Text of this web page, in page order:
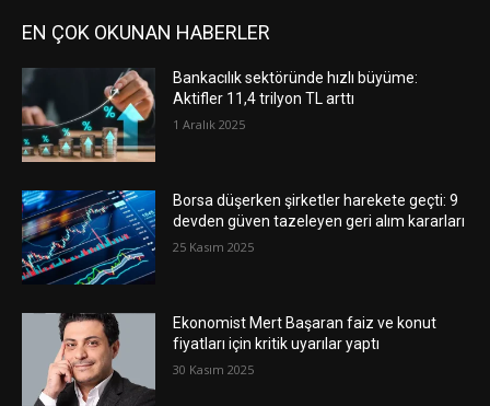
EN ÇOK OKUNAN HABERLER
Bankacılık sektöründe hızlı büyüme:
Aktifler 11,4 trilyon TL arttı
1 Aralık 2025
Borsa düşerken şirketler harekete geçti: 9
devden güven tazeleyen geri alım kararları
25 Kasım 2025
Ekonomist Mert Başaran faiz ve konut
fiyatları için kritik uyarılar yaptı
30 Kasım 2025